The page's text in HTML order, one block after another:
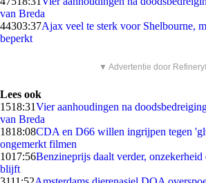
van Breda
44303:37Ajax veel te sterk voor Shelbourne,
beperkt
▼ Advertentie door
Lees ook
1518:31Vier aanhoudingen na
van Breda
1818:08CDA en D66 willen ingrijpen tegen
ongemerkt filmen
1017:56Benzineprijs daalt verder,
blijft